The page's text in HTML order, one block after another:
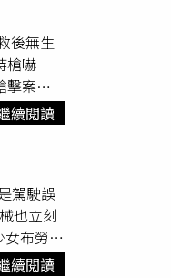
警方
後無生
槍嚇
擊案換
組成專
尺處，將
萬
一陣互
側血
續閱讀
駕駛誤
也立刻
布勞恩
車上突
續閱讀